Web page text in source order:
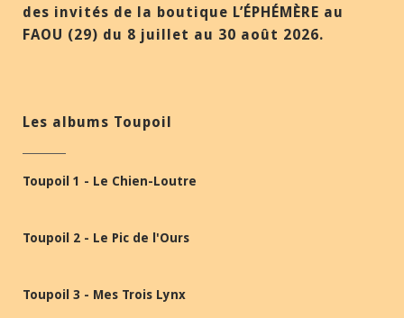
des invités de la boutique L’ÉPHÉMÈRE au
FAOU (29) du 8 juillet au 30 août 2026.
Les albums Toupoil
Toupoil 1 - Le Chien-Loutre
Toupoil 2 - Le Pic de l'Ours
Toupoil 3 - Mes Trois Lynx